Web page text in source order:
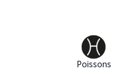
Poissons